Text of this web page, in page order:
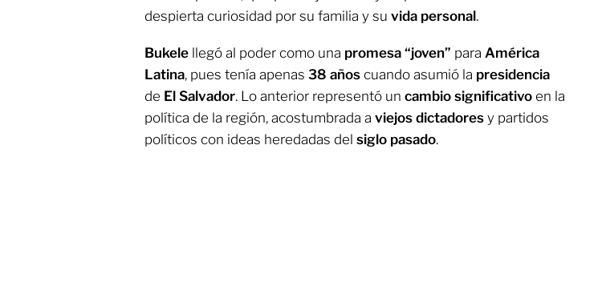
despierta curiosidad por su familia y su vida personal.
Bukele llegó al poder como una promesa “joven” para América
Latina, pues tenía apenas 38 años cuando asumió la presidencia
de El Salvador. Lo anterior representó un cambio significativo en la
política de la región, acostumbrada a viejos dictadores y partidos
políticos con ideas heredadas del siglo pasado.